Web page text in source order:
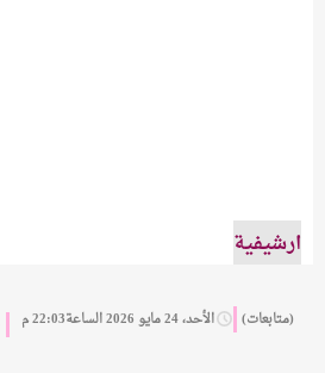
ارشيفية
(متابعات) الأحد، 24 مايو 2026 الساعة22:03 م